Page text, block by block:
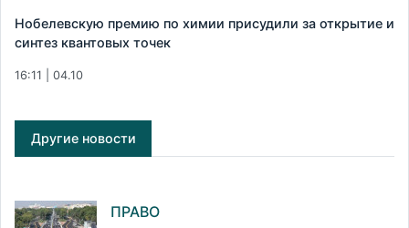
Нобелевскую премию по химии присудили за открытие и
синтез квантовых точек
16:11 | 04.10
Другие новости
ПРАВО